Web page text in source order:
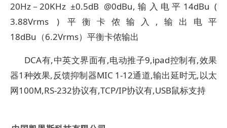
20Hz－20KHz ±0.5dB @0dBu,输入电平14dBu (
3.88Vrms ) 平衡卡侬输入,输出电平
18dBu（6.2Vrms）平衡卡侬输出
DCA有,中英文界面有,电动推子9,ipad控制有,效果
器1种效果,反馈抑制器MIC 1-12通道,输出延时无,以太
网100M,RS-232协议有,TCP/IP协议有,USB鼠标支持